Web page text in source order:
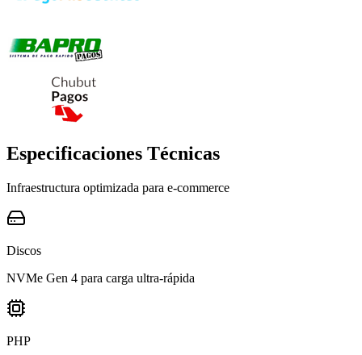
Especificaciones Técnicas
Infraestructura optimizada para e-commerce
Discos
NVMe Gen 4 para carga ultra-rápida
PHP